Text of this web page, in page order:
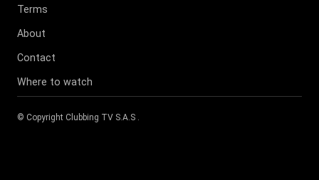
Terms
About
Contact
Where to watch
© Copyright Clubbing TV S.A.S